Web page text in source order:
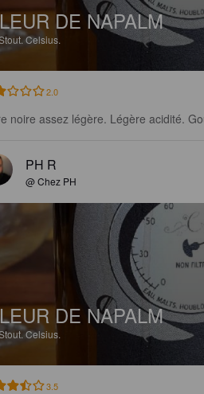
DE NAPALM
Celsius.
2.0
noire assez légère. Légère acidité.
PH R
@ Chez PH
DE NAPALM
Celsius.
3.5